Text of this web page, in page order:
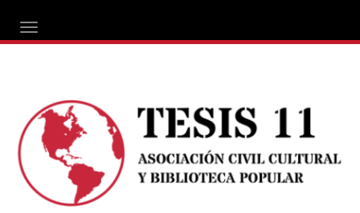
ALTERNAR NAVEGACIÓN